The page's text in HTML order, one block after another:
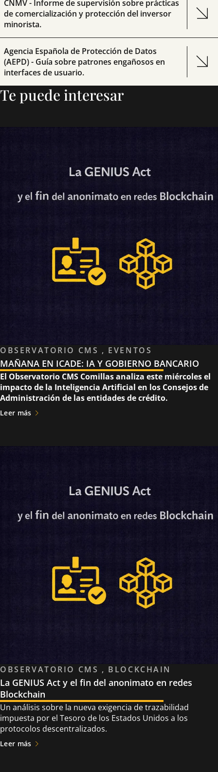
CNMV - Informe de supervisión sobre prácticas
de comercialización y protección del inversor
minorista.
Agencia Española de Protección de Datos
(AEPD) - Guía sobre patrones engañosos en
interfaces de usuario.
Te puede interesar
OBSERVATORIO CMS , EVENTOS
MAÑANA EN ICADE: IA Y GOBIERNO BANCARIO
El Observatorio CMS Comillas analiza este miércoles el
impacto de la Inteligencia Artificial en los Consejos de
Administración de las entidades de crédito.
Leer más
OBSERVATORIO CMS , BLOCKCHAIN
La GENIUS Act y el fin del anonimato en redes
Blockchain
Un análisis sobre la nueva exigencia de trazabilidad
impuesta por el Tesoro de los Estados Unidos a los
protocolos descentralizados.
Leer más